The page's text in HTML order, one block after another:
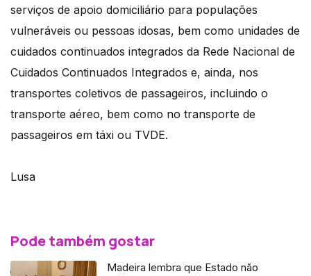
serviços de apoio domiciliário para populações
vulneráveis ou pessoas idosas, bem como unidades de
cuidados continuados integrados da Rede Nacional de
Cuidados Continuados Integrados e, ainda, nos
transportes coletivos de passageiros, incluindo o
transporte aéreo, bem como no transporte de
passageiros em táxi ou TVDE.
Lusa
Pode também gostar
Madeira lembra que Estado não